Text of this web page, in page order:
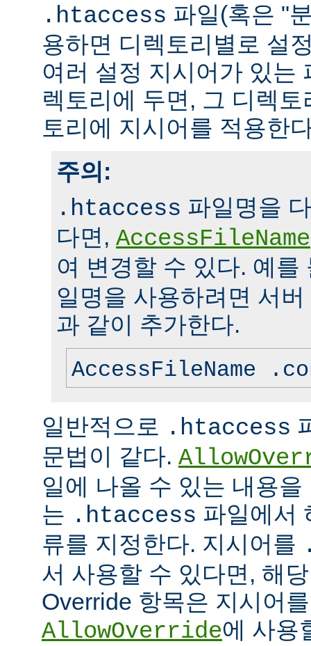
.htaccess 파일(혹은 "
용하면 디렉토리별로 설
여러 설정 지시어가 있는
렉토리에 두면, 그 디렉
토리에 지시어를 적용한
주의:
.htaccess 파일명을
다면, AccessFileName
여 변경할 수 있다. 예
일명을 사용하려면 서
과 같이 추가한다.
AccessFileName
일반적으로 .htaccess
문법이 같다.
일에 나올 수 있는 내용
는 .htaccess 파일에서
류를 지정한다. 지시어를
서 사용할 수 있다면, 해
Override 항목은 지시어
AllowOverride에 사용